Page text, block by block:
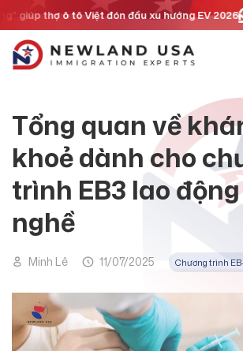
đến
dung
thợ ô tô Việt đón đầu xu hướng EV 2026
Tổng quan về
khoẻ dành cho
trình EB3 lao
nghề
Minh Lê 11/07/2025 Chương trình